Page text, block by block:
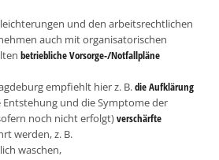
und den arbeitsrechtlichen
auch mit organisatorischen
betriebliche Vorsorge-/Notfallpläne
empfiehlt hier z. B.die Aufklärung
und die Symptome der
noch nicht erfolgt)verschärfte
werden, z. B.
waschen,